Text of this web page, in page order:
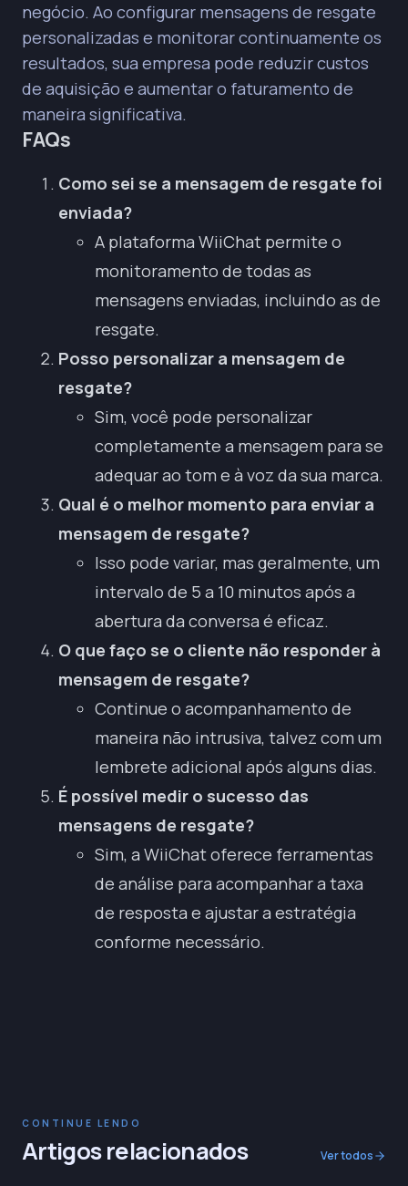
negócio. Ao configurar mensagens de resgate
personalizadas e monitorar continuamente os
resultados, sua empresa pode reduzir custos
de aquisição e aumentar o faturamento de
maneira significativa.
FAQs
Como sei se a mensagem de resgate foi
enviada?
A plataforma WiiChat permite o
monitoramento de todas as
mensagens enviadas, incluindo as de
resgate.
Posso personalizar a mensagem de
resgate?
Sim, você pode personalizar
completamente a mensagem para se
adequar ao tom e à voz da sua marca.
Qual é o melhor momento para enviar a
mensagem de resgate?
Isso pode variar, mas geralmente, um
intervalo de 5 a 10 minutos após a
abertura da conversa é eficaz.
O que faço se o cliente não responder à
mensagem de resgate?
Continue o acompanhamento de
maneira não intrusiva, talvez com um
lembrete adicional após alguns dias.
É possível medir o sucesso das
mensagens de resgate?
Sim, a WiiChat oferece ferramentas
de análise para acompanhar a taxa
de resposta e ajustar a estratégia
conforme necessário.
CONTINUE LENDO
Artigos relacionados Ver todos